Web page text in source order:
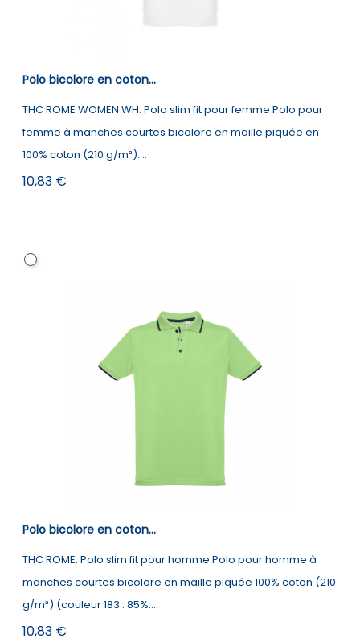
Polo bicolore en coton...
THC ROME WOMEN WH. Polo slim fit pour femme Polo pour
femme à manches courtes bicolore en maille piquée en
100% coton (210 g/m²)....
Prix
10,83 €
Blanc
Polo bicolore en coton...
THC ROME. Polo slim fit pour homme Polo pour homme à
manches courtes bicolore en maille piquée 100% coton (210
g/m²) (couleur 183 : 85%...
Prix
10,83 €